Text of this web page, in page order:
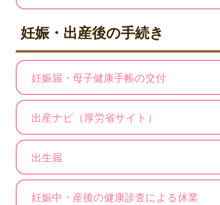
妊娠・出産後の手続き
妊娠届・母子健康手帳の交付
出産ナビ（厚労省サイト）
出生届
妊娠中・産後の健康診査による休業